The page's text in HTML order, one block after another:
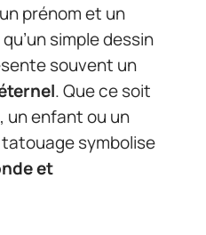
prénom et un
simple dessin
souvent un
. Que ce soit
un enfant ou un
symbolise
et